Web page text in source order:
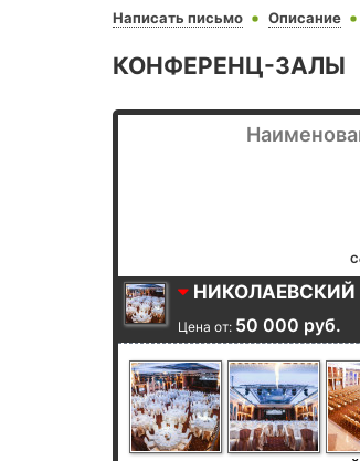
Написать письмо Описание
КОНФЕРЕНЦ-ЗАЛЫ
НИКОЛАЕВСКИЙ
Цена от: 50 000 руб.